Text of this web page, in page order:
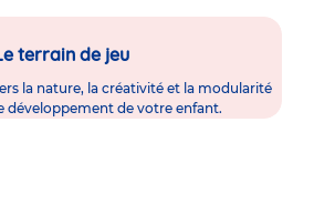
terrain de jeu
la nature, la créativité et la modularité
développement de votre enfant.